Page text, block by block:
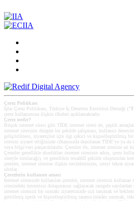
Çerez Politikası
İşbu Çerez Politikası, Türkiye İç Denetim Enstitüsü Derneği ("
çerez kullanımına ilişkin ilkeleri açıklamaktadır.
Çerez nedir?
Birçok internet sitesi gibi TİDE internet sitesi de, çeşitli
internet sitesinin düzgün bir şekilde çalışması, kullanıcı
geliştirilmesi, ziyaretçiler için ilgi çekici ve kişiselleştirilmiş bir
sitesini ziyaret ettiğinizde cihazınızda depolanan TİDE’ye ya da
veya bilgi/veri parçacıklarıdır. Çerezler ile, internet sitesine ait
Çerezler genellikle alındıkları internet sitesinin adını, çerez
süreyle tutulacağı), ve genellikle tesadüfî şekilde oluşturulan
çerezler, internet sitesine ilişkin tercihlerinizin, siteyi tekrar
olurlar.
Çerezlerin kullanım amacı
Internet sitemizde kullanılan çerezler, internet sitemizi
sitesindeki kesintisiz dolaşmasını sağlayacak rastgele
internet sitemizi bir sonraki ziyaretinizde sizi tanımak ve
getirilmiş içerik ve kişiselleştirilmiş tarama imkânı sunmak,